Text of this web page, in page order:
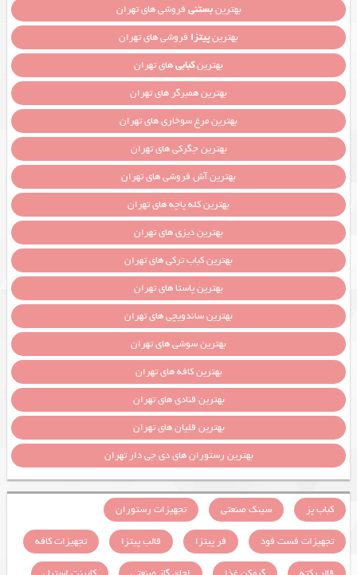
بهترینبستنی فروشی های تهران
بهترینپیتزا فروشی های تهران
بهترینکبابیهای تهران
بهترین همبرگر های تهران
بهترین مرغ سوخاری های تهران
بهترین جگرکی های تهران
بهترین آش فروشی های تهران
بهترین کله پاچه های تهران
بهترین دیزی های تهران
بهترین کباب ترکی های تهران
بهترین پاستا های تهران
بهترین ساندویچی های تهران
بهترین سوشی های تهران
بهترین کافه های تهران
بهترین قنادی های تهران
بهترین قلیان های تهران
بهترین رستوران های دی جی دار تهران
کباب پز سینک صنعتی
تجهیزات رستوران
تجهیزات فست فود
فر پیتزا قالب پیتزا
تجهیزات کافه